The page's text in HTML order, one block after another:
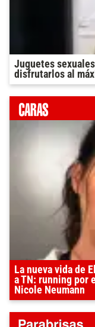
Juguetes
disfrutarlos al
La nueva vida de
a TN: running por
Nicole Neumann